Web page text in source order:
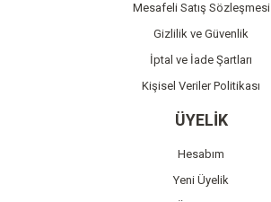
Gönder
Mesafeli Satış Sözleşmesi
Gizlilik ve Güvenlik
İptal ve İade Şartları
Kişisel Veriler Politikası
ÜYELİK
Hesabım
Yeni Üyelik